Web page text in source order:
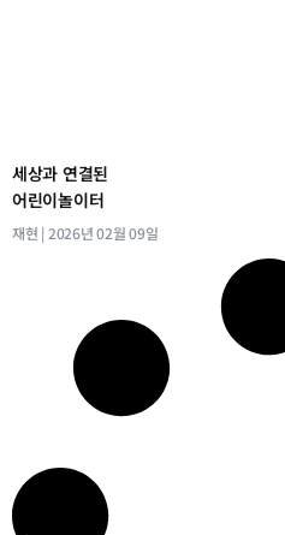
세상과 연결된
어린이놀이터
재현 2026년 02월 09일